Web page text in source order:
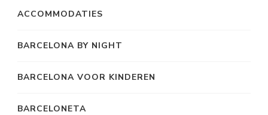
ACCOMMODATIES
BARCELONA BY NIGHT
BARCELONA VOOR KINDEREN
BARCELONETA